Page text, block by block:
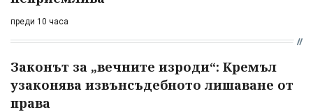
преди 10 часа
Законът за „вечните изроди“: Кремъл
узаконява извънсъдебното лишаване от
права